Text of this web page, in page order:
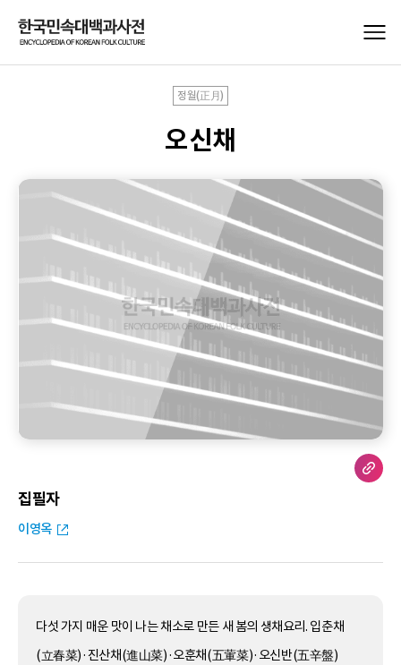
정월(正月)
오신채
집필자
이영옥
다섯 가지 매운 맛이 나는 채소로 만든 새 봄의 생채요리. 입춘채
(立春菜)·진산채(進山菜)·오훈채(五葷菜)·오신반(五辛盤)